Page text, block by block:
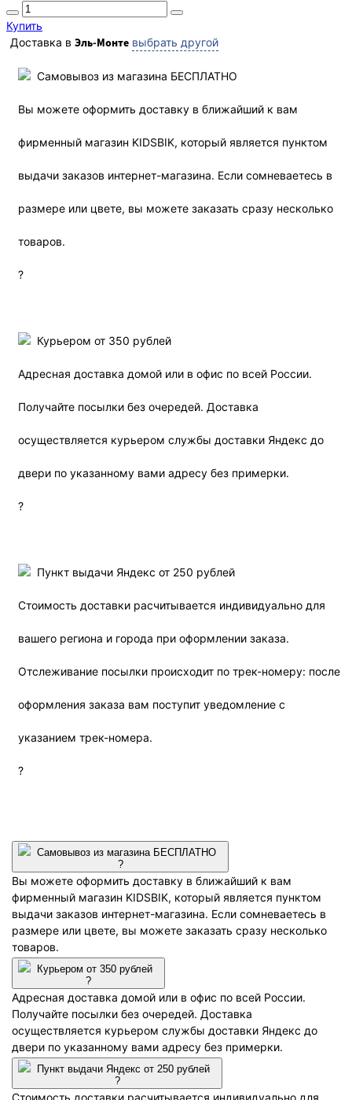
Купить
Доставка в Эль-Монте выбрать другой
Самовывоз из магазина БЕСПЛАТНО
Вы можете оформить доставку в ближайший к вам
фирменный магазин KIDSBIK, который является пунктом
выдачи заказов интернет-магазина. Если сомневаетесь в
размере или цвете, вы можете заказать сразу несколько
товаров.
?
Курьером от 350 рублей
Адресная доставка домой или в офис по всей России.
Получайте посылки без очередей. Доставка
осуществляется курьером службы доставки Яндекс до
двери по указанному вами адресу без примерки.
?
Пункт выдачи Яндекс от 250 рублей
Стоимость доставки расчитывается индивидуально для
вашего региона и города при оформлении заказа.
Отслеживание посылки происходит по трек-номеру: после
оформления заказа вам поступит уведомление с
указанием трек-номера.
?
Самовывоз из магазина БЕСПЛАТНО
?
Вы можете оформить доставку в ближайший к вам
фирменный магазин KIDSBIK, который является пунктом
выдачи заказов интернет-магазина. Если сомневаетесь в
размере или цвете, вы можете заказать сразу несколько
товаров.
Курьером от 350 рублей
?
Адресная доставка домой или в офис по всей России.
Получайте посылки без очередей. Доставка
осуществляется курьером службы доставки Яндекс до
двери по указанному вами адресу без примерки.
Пункт выдачи Яндекс от 250 рублей
?